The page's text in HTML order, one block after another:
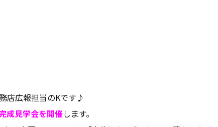
店広報担当のKです♪
成見学会を開催します。